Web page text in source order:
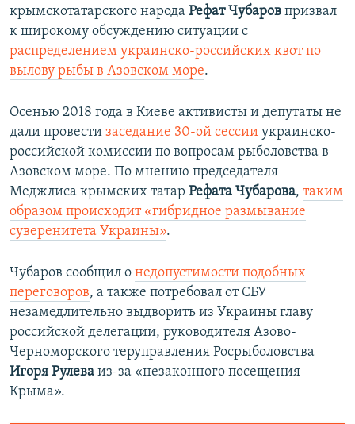
крымскотатарского народа Рефат Чубаров призвал
к широкому обсуждению ситуации с
распределением украинско-российских квот по
вылову рыбы в Азовском море.
Осенью 2018 года в Киеве активисты и депутаты не
дали провести заседание 30-ой сессии украинско-
российской комиссии по вопросам рыболовства в
Азовском море. По мнению председателя
Меджлиса крымских татар Рефата Чубарова, таким
образом происходит «гибридное размывание
суверенитета Украины».
Чубаров сообщил о недопустимости подобных
переговоров, а также потребовал от СБУ
незамедлительно выдворить из Украины главу
российской делегации, руководителя Азово-
Черноморского теруправления Росрыболовства
Игоря Рулева из-за «незаконного посещения
Крыма».